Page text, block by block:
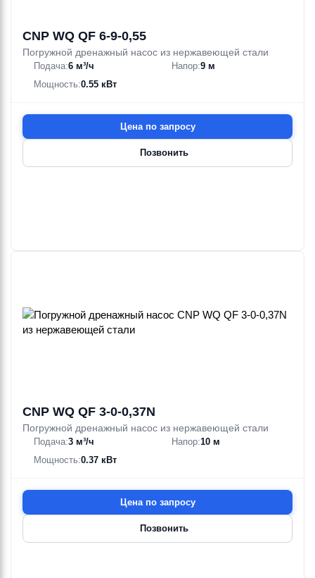
CNP WQ QF 6-9-0,55
Погружной дренажный насос из нержавеющей стали
Подача:6 м³/ч Напор:9 м
Мощность:0.55 кВт
Цена по запросу
Позвонить
CNP WQ QF 3-0-0,37N
Погружной дренажный насос из нержавеющей стали
Подача:3 м³/ч Напор:10 м
Мощность:0.37 кВт
Цена по запросу
Позвонить